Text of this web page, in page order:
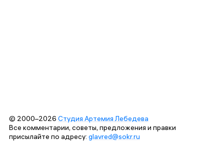
© 2000–2026 Студия Артемия Лебедева
Все комментарии, советы, предложения и правки
присылайте по адресу: glavred@sokr.ru